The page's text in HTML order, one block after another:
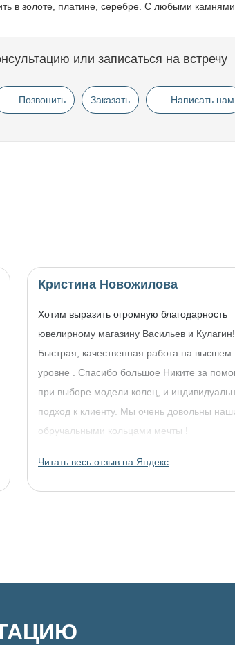
в золоте, платине, серебре. С любыми камнями
или записаться на встречу
Позвонить Заказать Написать нам
Кристина Новожилова
Хотим выразить огромную благодарность
ювелирному магазину Васильев и Кулагин!
Быстрая, качественная работа на высшем
уровне . Спасибо большое Никите за
при выборе модели колец, и
подход к клиенту. Мы очень довольны
обручальными кольцами мечты !
Читать весь отзыв на Яндекс